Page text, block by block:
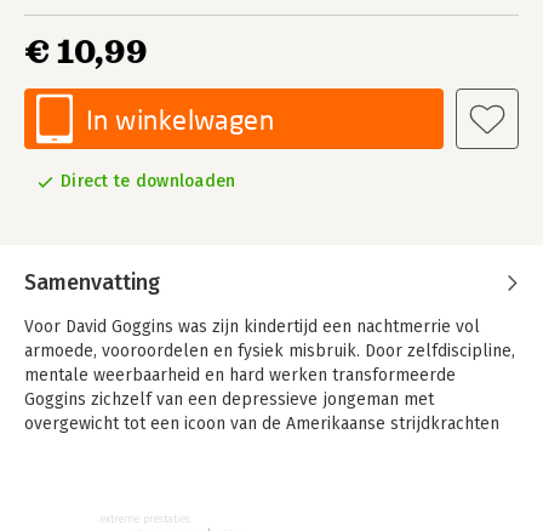
€ 10,99
In winkelwagen
Direct te downloaden
Samenvatting
Voor David Goggins was zijn kindertijd een nachtmerrie vol
armoede, vooroordelen en fysiek misbruik. Door zelfdiscipline,
mentale weerbaarheid en hard werken transformeerde
Goggins zichzelf van een depressieve jongeman met
overgewicht tot een icoon van de Amerikaanse strijdkrachten
de meesten van ons slechts 40% van onze capaciteiten
extreme prestaties